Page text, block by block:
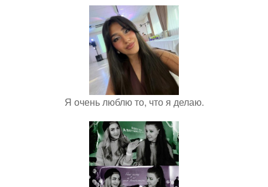
Я очень люблю то, что я делаю.